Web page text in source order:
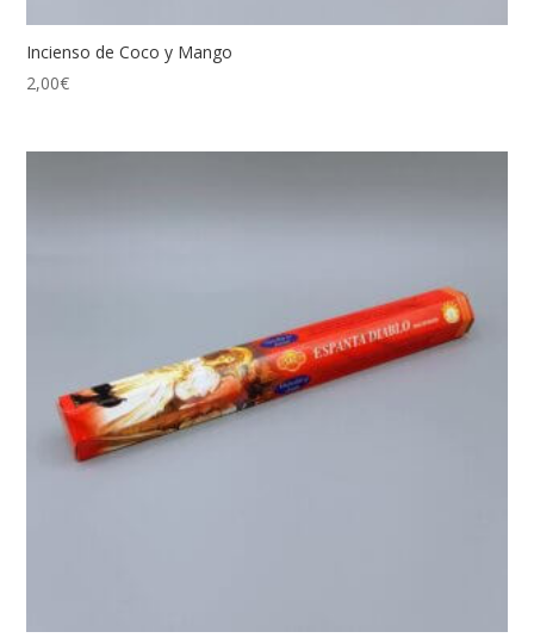
Incienso de Coco y Mango
2,00€